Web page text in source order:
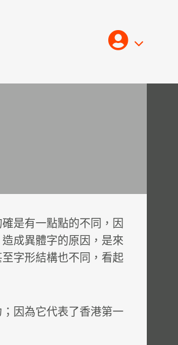
Log
是有一點點的不同，因
成異體字的原因，是來
字形結構也不同，看起
因為它代表了香港第一